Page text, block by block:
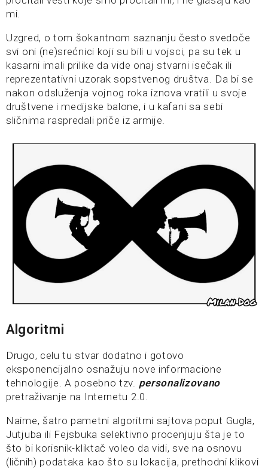
mi.
Uzgred, o tom šokantnom saznanju često svedoče
svi oni (ne)srećnici koji su bili u vojsci, pa su tek u
kasarni imali prilike da vide onaj stvarni isečak ili
reprezentativni uzorak sopstvenog društva. Da bi se
nakon odsluženja vojnog roka iznova vratili u svoje
društvene i medijske balone, i u kafani sa sebi
sličnima raspredali priče iz armije.
Algoritmi
Drugo, celu tu stvar dodatno i gotovo
eksponencijalno osnažuju nove informacione
tehnologije. A posebno tzv. personalizovano
pretraživanje na Internetu 2.0.
Naime, šatro pametni algoritmi sajtova poput Gugla,
Jutjuba ili Fejsbuka selektivno procenjuju šta je to
što bi korisnik-kliktač voleo da vidi, sve na osnovu
(ličnih) podataka kao što su lokacija, prethodni klikovi